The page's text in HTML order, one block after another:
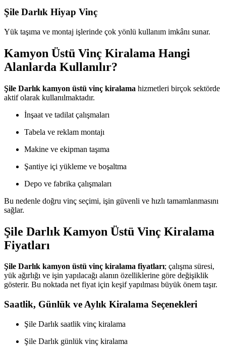
Şile Darlık Hiyap Vinç
Yük taşıma ve montaj işlerinde çok yönlü kullanım imkânı sunar.
Kamyon Üstü Vinç Kiralama Hangi
Alanlarda Kullanılır?
Şile Darlık kamyon üstü vinç kiralama hizmetleri birçok sektörde
aktif olarak kullanılmaktadır.
İnşaat ve tadilat çalışmaları
Tabela ve reklam montajı
Makine ve ekipman taşıma
Şantiye içi yükleme ve boşaltma
Depo ve fabrika çalışmaları
Bu nedenle doğru vinç seçimi, işin güvenli ve hızlı tamamlanmasını
sağlar.
Şile Darlık Kamyon Üstü Vinç Kiralama
Fiyatları
Şile Darlık kamyon üstü vinç kiralama fiyatları; çalışma süresi,
yük ağırlığı ve işin yapılacağı alanın özelliklerine göre değişiklik
gösterir. Bu noktada net fiyat için keşif yapılması büyük önem taşır.
Saatlik, Günlük ve Aylık Kiralama Seçenekleri
Şile Darlık saatlik vinç kiralama
Şile Darlık günlük vinç kiralama